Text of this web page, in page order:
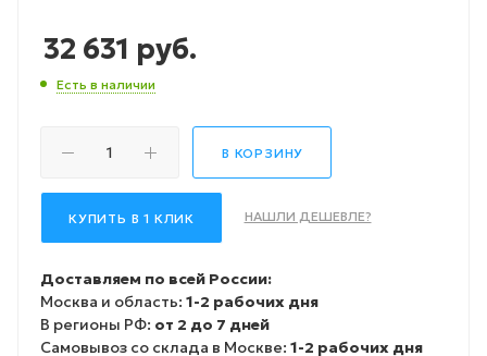
32 631 руб.
Есть в наличии
В КОРЗИНУ
КУПИТЬ В 1 КЛИК НАШЛИ ДЕШЕВЛЕ?
Доставляем по всей России:
Москва и область: 1-2 рабочих дня
В регионы РФ: от 2 до 7 дней
Самовывоз со склада в Москве: 1-2 рабочих дня